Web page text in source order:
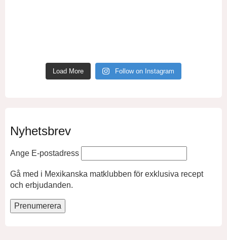
Load More Follow on Instagram
Nyhetsbrev
Ange E-postadress
Gå med i Mexikanska matklubben för exklusiva recept
och erbjudanden.